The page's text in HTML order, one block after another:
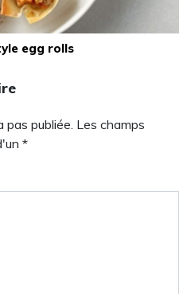
egg rolls
pas publiée. Les champs
*